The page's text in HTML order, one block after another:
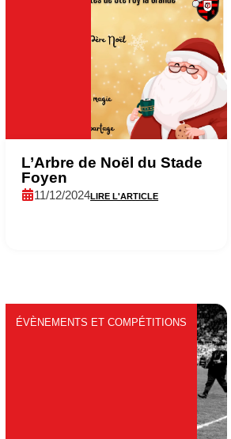
L’Arbre de Noël du Stade
Foyen
11/12/2024LIRE L'ARTICLE
ÉVÈNEMENTS ET COMPÉTITIONS